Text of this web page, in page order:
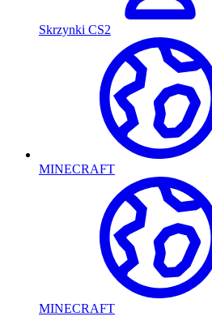
Skrzynki CS2
MINECRAFT
MINECRAFT